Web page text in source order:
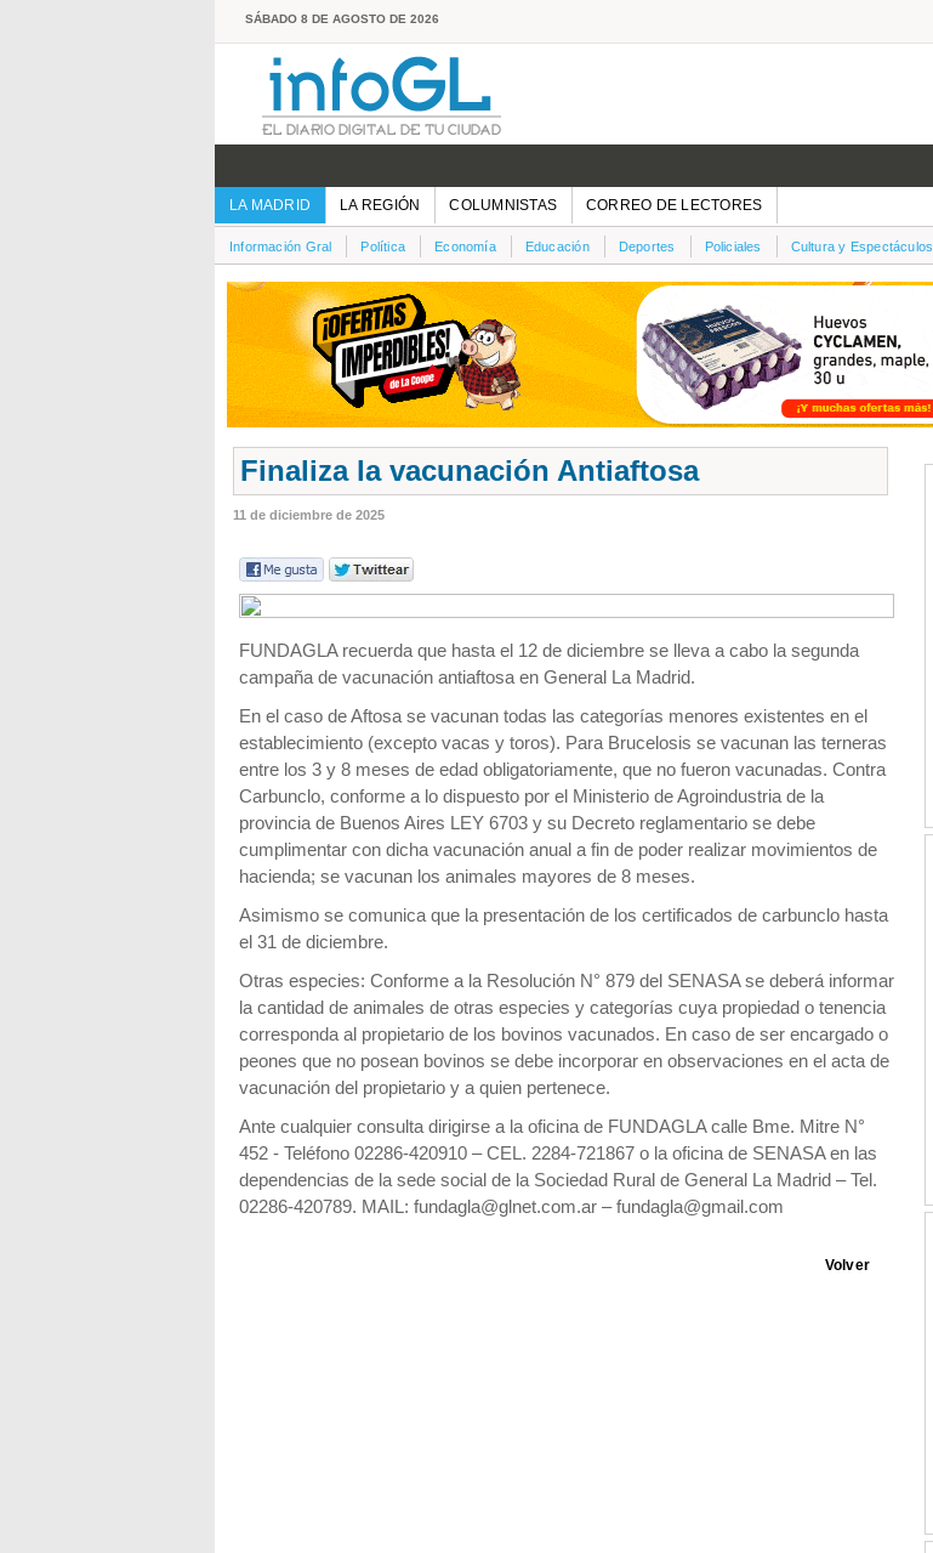
SÁBADO 8 DE AGOSTO DE 2026
LA MADRID LA REGIÓN COLUMNISTAS CORREO DE LECTORES
Información Gral Política Economía Educación Deportes Policiales Cultura y Espectáculos
Finaliza la vacunación Antiaftosa
11 de diciembre de 2025
FUNDAGLA recuerda que hasta el 12 de diciembre se lleva a cabo la segunda
campaña de vacunación antiaftosa en General La Madrid.
En el caso de Aftosa se vacunan todas las categorías menores existentes en el
establecimiento (excepto vacas y toros). Para Brucelosis se vacunan las terneras
entre los 3 y 8 meses de edad obligatoriamente, que no fueron vacunadas. Contra
Carbunclo, conforme a lo dispuesto por el Ministerio de Agroindustria de la
provincia de Buenos Aires LEY 6703 y su Decreto reglamentario se debe
cumplimentar con dicha vacunación anual a fin de poder realizar movimientos de
hacienda; se vacunan los animales mayores de 8 meses.
Asimismo se comunica que la presentación de los certificados de carbunclo hasta
el 31 de diciembre.
Otras especies: Conforme a la Resolución N° 879 del SENASA se deberá informar
la cantidad de animales de otras especies y categorías cuya propiedad o tenencia
corresponda al propietario de los bovinos vacunados. En caso de ser encargado o
peones que no posean bovinos se debe incorporar en observaciones en el acta de
vacunación del propietario y a quien pertenece.
Ante cualquier consulta dirigirse a la oficina de FUNDAGLA calle Bme. Mitre N°
452 - Teléfono 02286-420910 – CEL. 2284-721867 o la oficina de SENASA en las
dependencias de la sede social de la Sociedad Rural de General La Madrid – Tel.
02286-420789. MAIL: fundagla@glnet.com.ar – fundagla@gmail.com
Volver